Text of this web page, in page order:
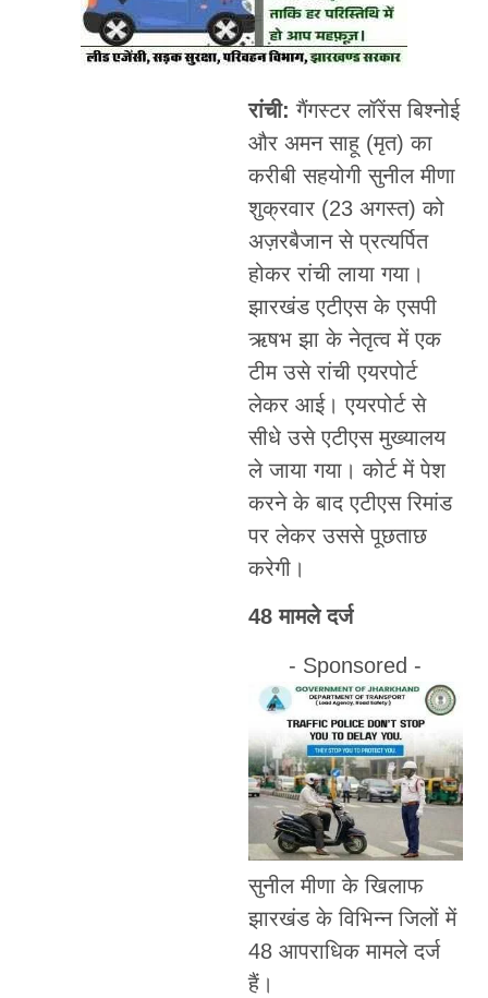
रांची:गैंगस्टर लॉरेंस बिश्नोई
और अमन साहू (मृत) का
करीबी सहयोगी सुनील मीणा
शुक्रवार (23 अगस्त) को
अज़रबैजान से प्रत्यर्पित
होकर रांची लाया गया।
झारखंड एटीएस के एसपी
ऋषभ झा के नेतृत्व में एक
टीम उसे रांची एयरपोर्ट
लेकर आई। एयरपोर्ट से
सीधे उसे एटीएस मुख्यालय
ले जाया गया। कोर्ट में पेश
करने के बाद एटीएस रिमांड
पर लेकर उससे पूछताछ
करेगी।
48मामले दर्ज
- Sponsored -
सुनील मीणा के खिलाफ
झारखंड के विभिन्न जिलों में
48 आपराधिक मामले दर्ज
हैं।